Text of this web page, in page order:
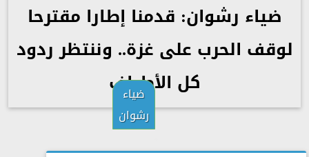
ضياء رشوان: قدمنا إطارا مقترحا
لوقف الحرب على غزة.. وننتظر ردود
كل الأطراف
ضياء
رشوان